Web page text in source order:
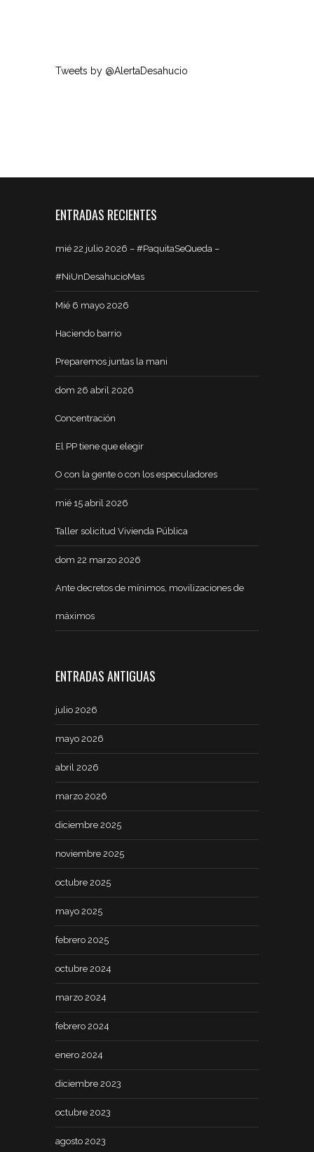
Tweets by @AlertaDesahucio
ENTRADAS RECIENTES
mié 22 julio 2026 – #PaquitaSeQueda –
#NiUnDesahucioMas
Mié 6 mayo 2026
Haciendo barrio
Preparemos juntas la mani
dom 26 abril 2026
Concentración
El PP tiene que elegir
O con la gente o con los especuladores
mié 15 abril 2026
Taller solicitud Vivienda Pública
dom 22 marzo 2026
Ante decretos de mínimos, movilizaciones de
máximos
ENTRADAS ANTIGUAS
julio 2026
mayo 2026
abril 2026
marzo 2026
diciembre 2025
noviembre 2025
octubre 2025
mayo 2025
febrero 2025
octubre 2024
marzo 2024
febrero 2024
enero 2024
diciembre 2023
octubre 2023
agosto 2023